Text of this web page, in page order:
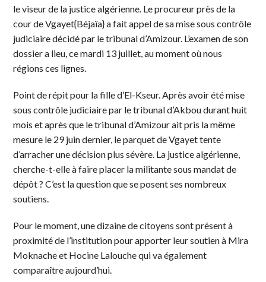
le viseur de la justice algérienne. Le procureur près de la
cour de Vgayet{Béjaïa} a fait appel de sa mise sous contrôle
judiciaire décidé par le tribunal d’Amizour. L’examen de son
dossier a lieu, ce mardi 13 juillet, au moment où nous
régions ces lignes.
Point de répit pour la fille d’El-Kseur. Après avoir été mise
sous contrôle judiciaire par le tribunal d’Akbou durant huit
mois et après que le tribunal d’Amizour ait pris la même
mesure le 29 juin dernier, le parquet de Vgayet tente
d’arracher une décision plus sévère. La justice algérienne,
cherche-t-elle à faire placer la militante sous mandat de
dépôt ? C’est la question que se posent ses nombreux
soutiens.
Pour le moment, une dizaine de citoyens sont présent à
proximité de l’institution pour apporter leur soutien à Mira
Moknache et Hocine Lalouche qui va également
comparaître aujourd’hui.